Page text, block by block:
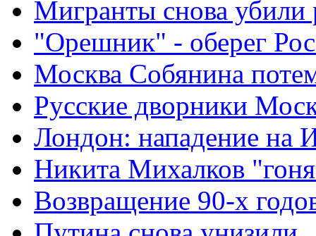
Мигранты снова убили
"Орешник" - оберег
Москва Собянина
Русские дворники
Лондон: нападение на
Никита Михалков
Возвращение 90-х